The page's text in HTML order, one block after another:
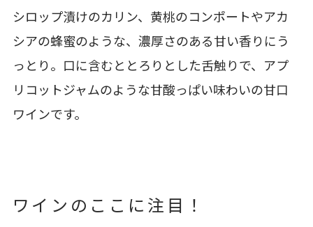
シロップ漬けのカリン、黄桃のコンポートやアカ
シアの蜂蜜のような、濃厚さのある甘い香りにう
っとり。口に含むととろりとした舌触りで、アプ
リコットジャムのような甘酸っぱい味わいの甘口
ワインです。
ワインのここに注目！